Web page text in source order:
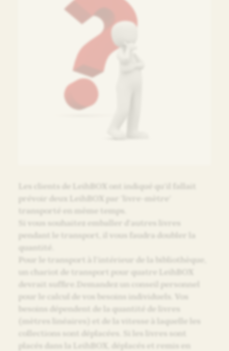
Les clients de LeihBOX ont indiqué qu’il fallait
prévoir deux LeihBOX par ‘livre-mètre’
transporté en même temps.
pendant le transport, il vous faudra doubler la
Pour le transport à l’intérieur de la bibliothèque,
un chariot de transport pour quatre LeihBOX
devrait suffire.Demandez un conseil personnel
pour le calcul de vos besoins individuels. Vos
besoins dépendent de la quantité de livres
collections sont déplacées. Si les livres sont